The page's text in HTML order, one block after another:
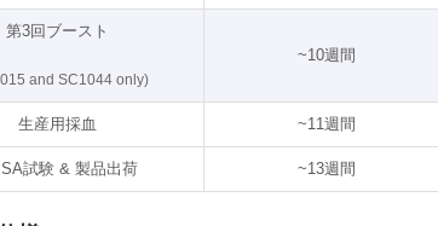
第3回ブースト
and SC1044 only)
~10週間
生産用採血 ~11週間
試験 & 製品出荷 ~13週間